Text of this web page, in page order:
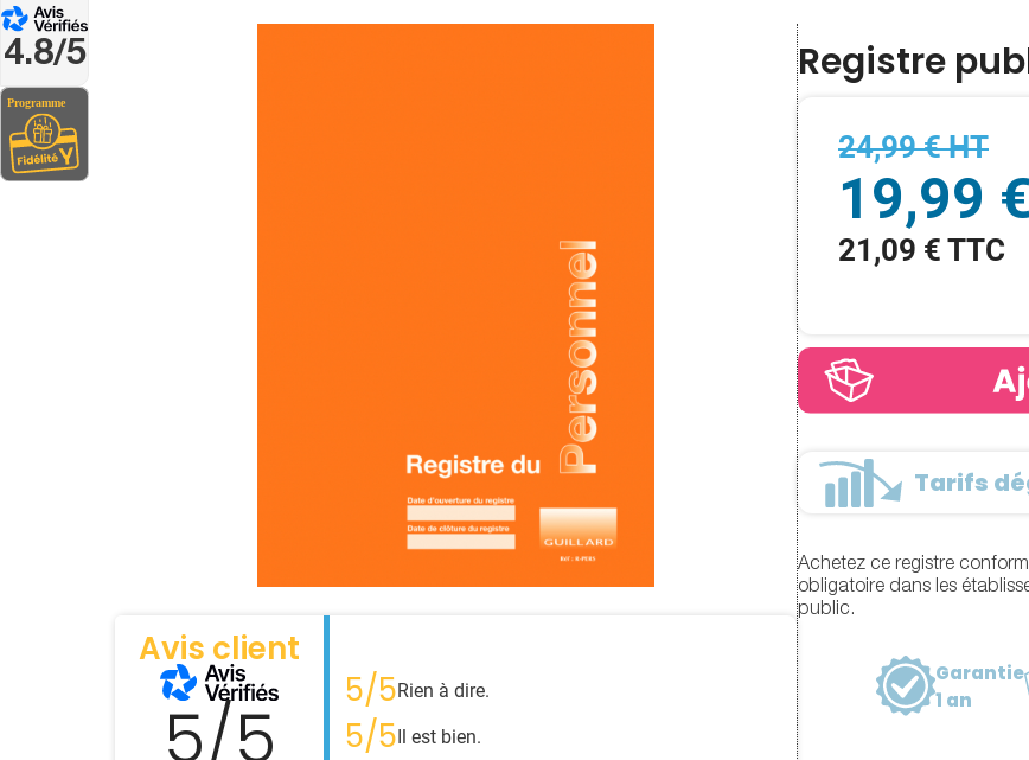
4.8/5
Avis client
5/5
5/5Rien à dire.
5/5 Il est bien.
Registre
24,99 € HT
19,99
21,09 € TTC
Tarifs
Achetez ce registre
obligatoire dans les
public.
Garantie
1 an